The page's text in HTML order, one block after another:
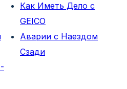
Как Иметь Дело с
GEICO
Аварии с Наездом
Сзади